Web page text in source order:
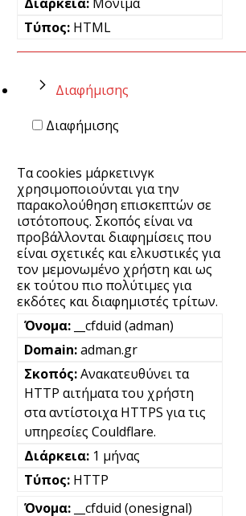
HTML
Διαφήμισης
Διαφήμισης
Τα cookies μάρκετινγκ
χρησιμοποιούνται για την
παρακολούθηση επισκεπτών σε
ιστότοπους. Σκοπός είναι να
προβάλλονται διαφημίσεις που
είναι σχετικές και ελκυστικές για
τον μεμονωμένο χρήστη και ως
εκ τούτου πιο πολύτιμες για
εκδότες και διαφημιστές τρίτων.
__cfduid (adman)
adman.gr
Ανακατευθύνει τα
HTTP αιτήματα του χρήστη
στα αντίστοιχα HTTPS για τις
υπηρεσίες Couldflare.
1 μήνας
HTTP
__cfduid (onesignal)